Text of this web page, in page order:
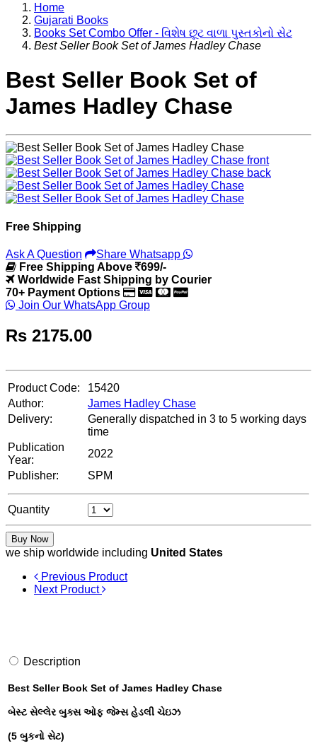
Home
Gujarati Books
Books Set Combo Offer - વિશેષ છૂટ વાળા પુસ્તકોનો સેટ
Best Seller Book Set of James Hadley Chase
Best Seller Book Set of
James Hadley Chase
Free Shipping
Ask A Question
Share Whatsapp
Free Shipping Above
699/-
Worldwide Fast Shipping by Courier
70+ Payment Options
Join Our WhatsApp Group
Rs 2175.00
Product Code:
15420
Author:
James Hadley Chase
Delivery:
Generally dispatched in 3 to 5 working days
time
Publication
Year:
2022
Publisher:
SPM
Quantity
Buy Now
we ship worldwide including United States
Previous Product
Next Product
Description
Best Seller Book Set of James Hadley Chase
બેસ્ટ સેલ્લેર બુક્સ ઓફ જેમ્સ હેડલી ચેઇઝ
(5 બુકનો સેટ)